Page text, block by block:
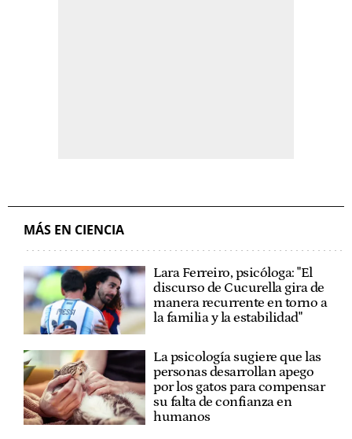
MÁS EN CIENCIA
Lara Ferreiro, psicóloga: "El
discurso de Cucurella gira de
manera recurrente en torno a
la familia y la estabilidad"
La psicología sugiere que las
personas desarrollan apego
por los gatos para compensar
su falta de confianza en
humanos